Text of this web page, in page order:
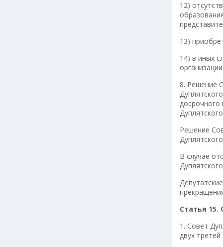
12)
13)
14) в иных
8. Решение
досрочного
Решение
В случае
Статья 15.
1. Совет
двух